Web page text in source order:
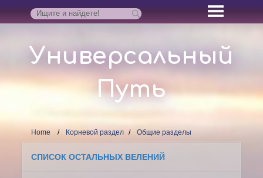
Универсальный
Путь
Home Корневой раздел Общие разделы
СПИСОК ОСТАЛЬНЫХ ВЕЛЕНИЙ